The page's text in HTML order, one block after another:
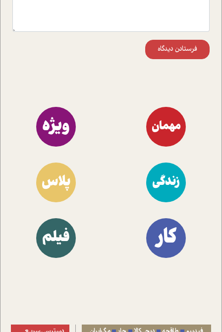
فرستادن دیدگاه
مهمان ویژه
زندگی پلاس
کار فیلم